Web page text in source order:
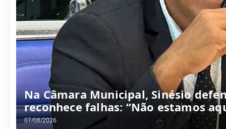
Na Câmara Municipal, Sinésio
reconhece falhas: “Não estamos
07/08/2026